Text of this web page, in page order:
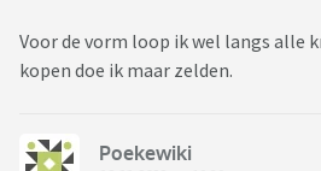
Voor de vorm loop ik wel langs alle
kopen doe ik maar zelden.
Poekewiki